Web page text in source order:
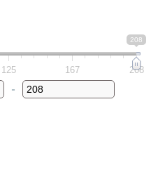
208
125 167 208
Minimum Price
-
Maximum Price